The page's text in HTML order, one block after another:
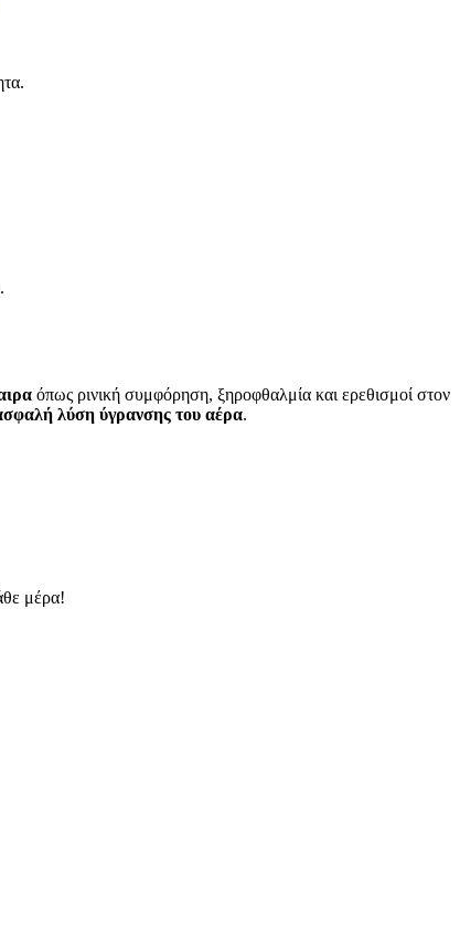
όπως ρινική συμφόρηση, ξηροφθαλμία και ερεθισμοί στον
λύση ύγρανσης του αέρα.
μέρα!